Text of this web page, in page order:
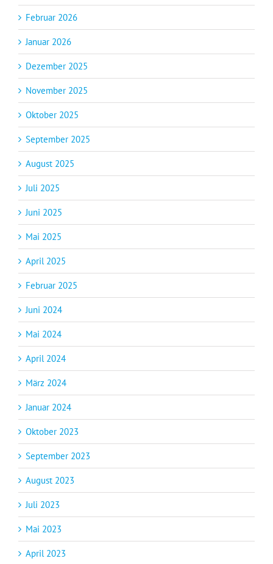
Februar 2026
Januar 2026
Dezember 2025
November 2025
Oktober 2025
September 2025
August 2025
Juli 2025
Juni 2025
Mai 2025
April 2025
Februar 2025
Juni 2024
Mai 2024
April 2024
März 2024
Januar 2024
Oktober 2023
September 2023
August 2023
Juli 2023
Mai 2023
April 2023